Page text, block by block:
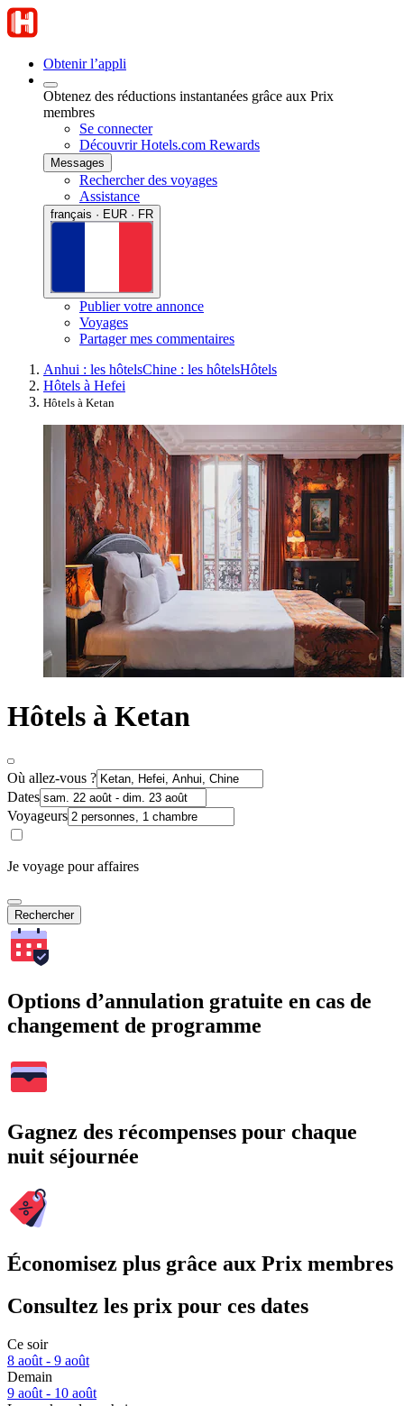
Obtenir l’appli
Obtenez des réductions instantanées grâce aux Prix
membres
Se connecter
Découvrir Hotels.com Rewards
Messages
Rechercher des voyages
Assistance
français · EUR · FR
Publier votre annonce
Voyages
Partager mes commentaires
Anhui : les hôtelsChine : les hôtelsHôtels
Hôtels à Hefei
Hôtels à Ketan
Hôtels à Ketan
Où allez-vous ?
Dates
Voyageurs
Je voyage pour affaires
Rechercher
Options d’annulation gratuite en cas de
changement de programme
Gagnez des récompenses pour chaque
nuit séjournée
Économisez plus grâce aux Prix membres
Consultez les prix pour ces dates
Ce soir
8 août - 9 août
Demain
9 août - 10 août